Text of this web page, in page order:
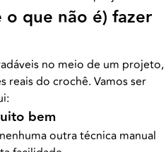
que não é) fazer
no meio de um projeto,
reais do crochê. Vamos ser
bem
outra técnica manual